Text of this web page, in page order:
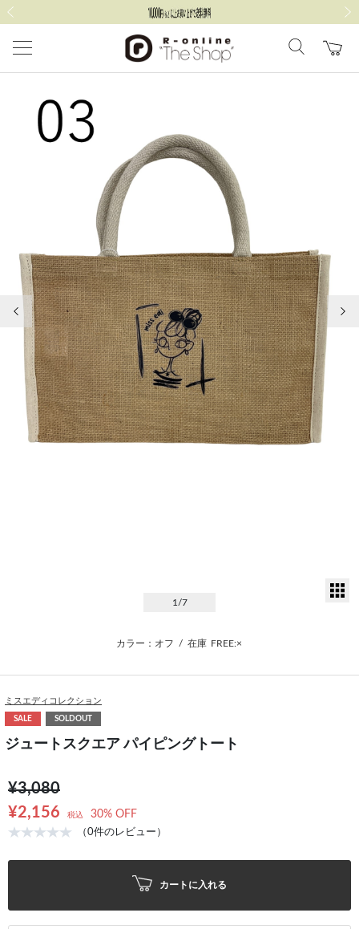
前の画像
1 /7
カラー：オフ / 在庫 FREE:×
ミスエディコレクション
SALE SOLDOUT
ジュートスクエア パイピングトート
¥3,080
¥2,156
税込 30% OFF
（0件のレビュー）
カートに入れる